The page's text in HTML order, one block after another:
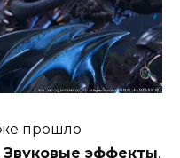
прошло
Звуковые эффекты,